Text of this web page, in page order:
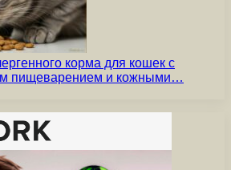
корма для кошек с
пищеварением и кожными…